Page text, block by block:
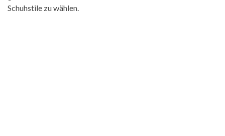
Schuhstile zu wählen.